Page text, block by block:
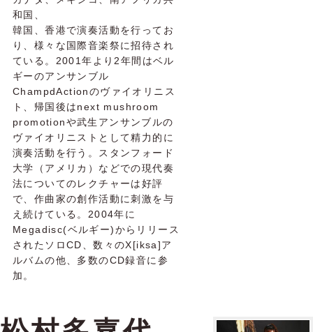
和国、
韓国、香港で演奏活動を行ってお
り、様々な国際音楽祭に招待され
ている。2001年より2年間はベル
ギーのアンサンブル
ChampdActionのヴァイオリニス
ト、帰国後はnext mushroom
promotionや武生アンサンブルの
ヴァイオリニストとして精力的に
演奏活動を行う。スタンフォード
大学（アメリカ）などでの現代奏
法についてのレクチャーは好評
で、作曲家の創作活動に刺激を与
え続けている。2004年に
Megadisc(ベルギー)からリリース
されたソロCD、数々のX[iksa]ア
ルバムの他、多数のCD録音に参
加。